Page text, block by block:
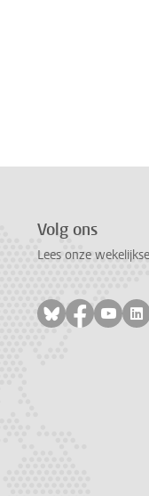
Volg ons
Lees onze
Volg ons op
Volg ons
Volg